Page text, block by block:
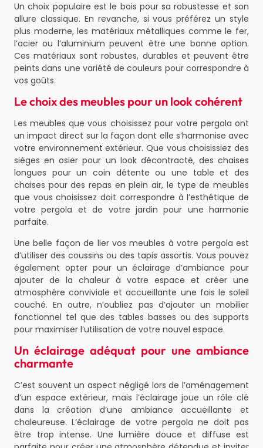
Un choix populaire est le bois pour sa robustesse et son
allure classique. En revanche, si vous préférez un style
plus moderne, les matériaux métalliques comme le fer,
l’acier ou l’aluminium peuvent être une bonne option.
Ces matériaux sont robustes, durables et peuvent être
peints dans une variété de couleurs pour correspondre à
vos goûts.
Le choix des meubles pour un look cohérent
Les meubles que vous choisissez pour votre pergola ont
un impact direct sur la façon dont elle s’harmonise avec
votre environnement extérieur. Que vous choisissiez des
sièges en osier pour un look décontracté, des chaises
longues pour un coin détente ou une table et des
chaises pour des repas en plein air, le type de meubles
que vous choisissez doit correspondre à l’esthétique de
votre pergola et de votre jardin pour une harmonie
parfaite.
Une belle façon de lier vos meubles à votre pergola est
d’utiliser des coussins ou des tapis assortis. Vous pouvez
également opter pour un éclairage d’ambiance pour
ajouter de la chaleur à votre espace et créer une
atmosphère conviviale et accueillante une fois le soleil
couché. En outre, n’oubliez pas d’ajouter un mobilier
fonctionnel tel que des tables basses ou des supports
pour maximiser l’utilisation de votre nouvel espace.
Un éclairage adéquat pour une ambiance
charmante
C’est souvent un aspect négligé lors de l’aménagement
d’un espace extérieur, mais l’éclairage joue un rôle clé
dans la création d’une ambiance accueillante et
chaleureuse. L’éclairage de votre pergola ne doit pas
être trop intense. Une lumière douce et diffuse est